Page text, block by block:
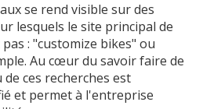
se rend visible sur des
lesquels le site principal de
: "customize bikes" ou
Au cœur du savoir faire de
ces recherches est
et permet à l'entreprise